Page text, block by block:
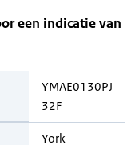
een indicatie van
YMAE0130PJ
32F
York